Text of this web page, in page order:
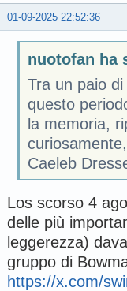
01-09-2025 22:52:36
nuotofan ha
Tra un paio
questo
la memoria,
Caeleb
Los scorso 4
delle più
leggerezza)
gruppo di
https://x.com/